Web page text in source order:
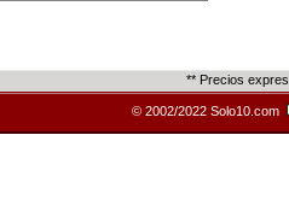
** Precios
© 2002/2022 Solo10.com